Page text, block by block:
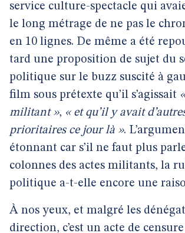
service culture-spectacle qui
le long métrage de ne pas le
en 10 lignes. De même a été
tard une proposition de sujet du
politique sur le buzz suscité à
film sous prétexte qu’il s’agissait
militant », « et qu’il y avait
prioritaires ce jour là ».
étonnant car s’il ne faut plus
colonnes des actes militants, la
politique a-t-elle encore une
À nos yeux, et malgré les
direction, c’est un acte de